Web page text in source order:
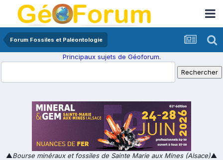
Forum Fossiles et Paléontologie
Principaux sujets de Géoforum.
▲Bourse minéraux et fossiles de Sainte Marie aux Mines (Alsace)▲